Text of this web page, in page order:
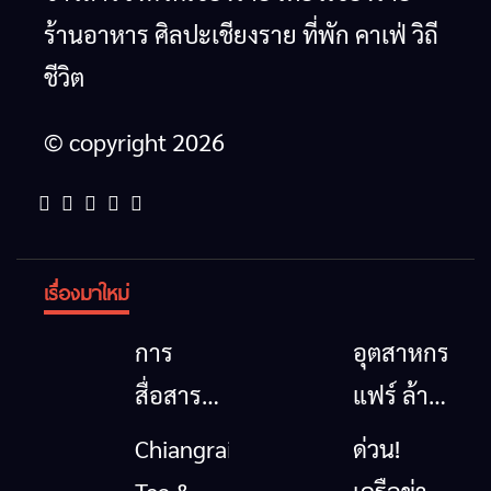
ร้านอาหาร ศิลปะเชียงราย ที่พัก คาเฟ่ วิถี
ชีวิต
© copyright 2026
เรื่องมาใหม่
การ
สื่อสาร
โทรคมนาคม
กรณีภัย
อุตสาหกรรม
แฟร์ ล้าน
นาตะวัน
ออก
Chiangrai
ด่วน!